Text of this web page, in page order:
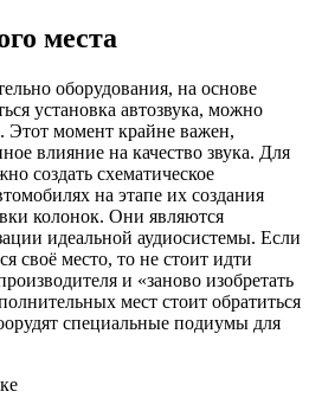
места
оборудования, на основе
установка автозвука, можно
Этот момент крайне важен,
влияние на качество звука. Для
создать схематическое
на этапе их создания
колонок. Они являются
идеальной аудиосистемы. Если
своё место, то не стоит идти
и «заново изобретать
мест стоит обратиться
специальные подиумы для